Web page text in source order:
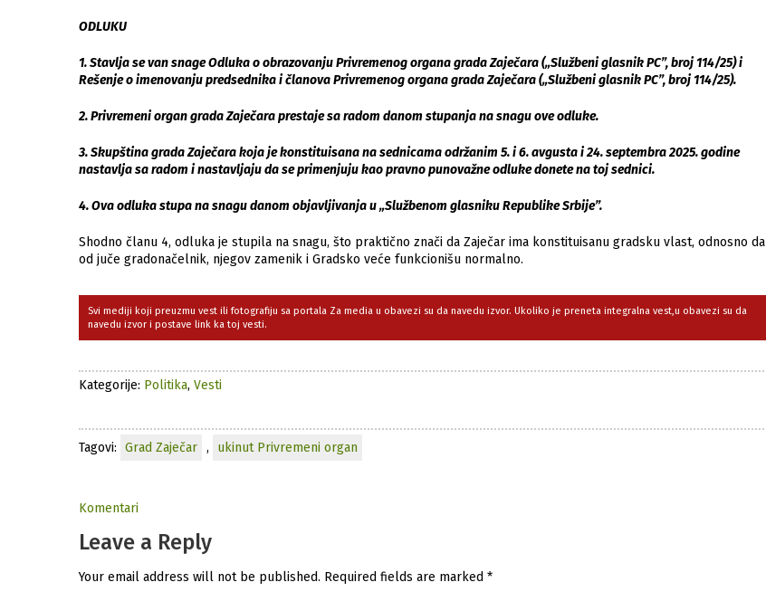
ODLUKU
1. Stavlja se van snage Odluka o obrazovanju Privremenog organa grada Zaječara („Službeni glasnik PC”, broj 114/25) i
Rešenje o imenovanju predsednika i članova Privremenog organa grada Zaječara („Službeni glasnik PC”, broj 114/25).
2. Privremeni organ grada Zaječara prestaje sa radom danom stupanja na snagu ove odluke.
3. Skupština grada Zaječara koja je konstituisana na sednicama održanim 5. i 6. avgusta i 24. septembra 2025. godine
nastavlja sa radom i nastavljaju da se primenjuju kao pravno punovažne odluke donete na toj sednici.
4. Ova odluka stupa na snagu danom objavljivanja u „Službenom glasniku Republike Srbije”.
Shodno članu 4, odluka je stupila na snagu, što praktično znači da Zaječar ima konstituisanu gradsku vlast, odnosno da
od juče gradonačelnik, njegov zamenik i Gradsko veće funkcionišu normalno.
Svi mediji koji preuzmu vest ili fotografiju sa portala Za media u obavezi su da navedu izvor. Ukoliko je preneta integralna vest,u obavezi su da
navedu izvor i postave link ka toj vesti.
Kategorije: Politika, Vesti
Tagovi: Grad Zaječar , ukinut Privremeni organ
Komentari
Leave a Reply
Your email address will not be published. Required fields are marked *